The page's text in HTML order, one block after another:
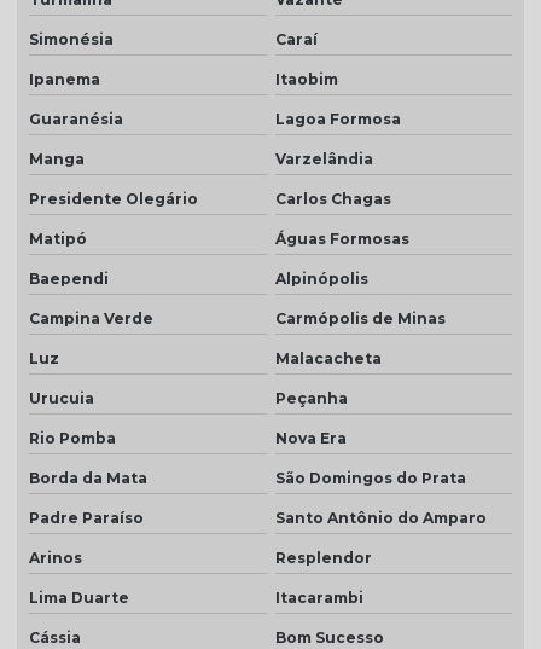
Simonésia Caraí
Ipanema Itaobim
Guaranésia Lagoa Formosa
Manga Varzelândia
Presidente Olegário Carlos Chagas
Matipó Águas Formosas
Baependi Alpinópolis
Campina Verde Carmópolis de Minas
Luz Malacacheta
Urucuia Peçanha
Rio Pomba Nova Era
Borda da Mata São Domingos do Prata
Padre Paraíso Santo Antônio do Amparo
Arinos Resplendor
Lima Duarte Itacarambi
Cássia Bom Sucesso